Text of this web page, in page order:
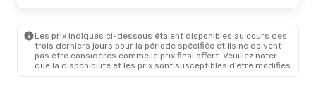
Les prix indiqués ci-dessous étaient disponibles au cours des
trois derniers jours pour la période spécifiée et ils ne doivent
pas être considérés comme le prix final offert. Veuillez noter
que la disponibilité et les prix sont susceptibles d’être modifiés.